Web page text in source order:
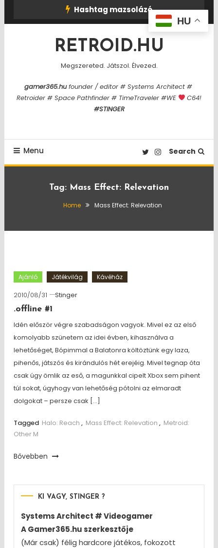
Hashtag mazsolázó
RETROID.HU
Megszereted. Játszol. Élvezed.
gamer365.hufounder / editor # Systems Architect #
Retroider # Space Pathfinder # TimeTraveler #WE
C64!
#STINGER
Menu Search
Tag: Mass Effect: Relevation
Home Mass Effect: Relevation
Ajánló Játékvilág Kávéház
2010/08/31
Stinger
.offline #1
Idén először végre szabadságon vagyok. Mivel ez az első
komolyabb szünetem az idei évben, kihasználva a
lehetőséget, Bópimmal a Balatonra költöztünk egy laza,
pihenős, játszós és kirándulós hét erejéig. Mivel tegnap óta
csak úgy ömlik az eső, a magunkkal cipelt Xbox sem pihent
túl sokat, úgyhogy van lehetőség pótolni az elmaradt
dolgokat – persze csak […]
Tagged Halo: Reach , Mass Effect: Relevation , Metroid:
Other M
Bővebben
KI VAGY, STINGER ?
Systems Architect # Videogamer
A Gamer365.hu szerkesztője
(Már csak) félig hardcore játékos, fokozott
HU